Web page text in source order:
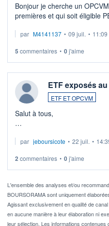
Bonjour je cherche un
premières et qui soit éligible
par M4141137 • 09 juil. • 11:09
5 commentaires • 0j'aime
ETF exposés
ETF ET OPCVM
Salut à tous,
via un ETF plutôt que des
Idéalement, je voudrais qu'il
Pour l' ...
par jeboursicote • 22 juil. •
2 commentaires • 0j'aime
L'ensemble des analyses et/ou
BOURSORAMA sont uniquement
Agissant exclusivement en qualité de
en aucune manière à leur élaboration ni
leur sélection. Les informations